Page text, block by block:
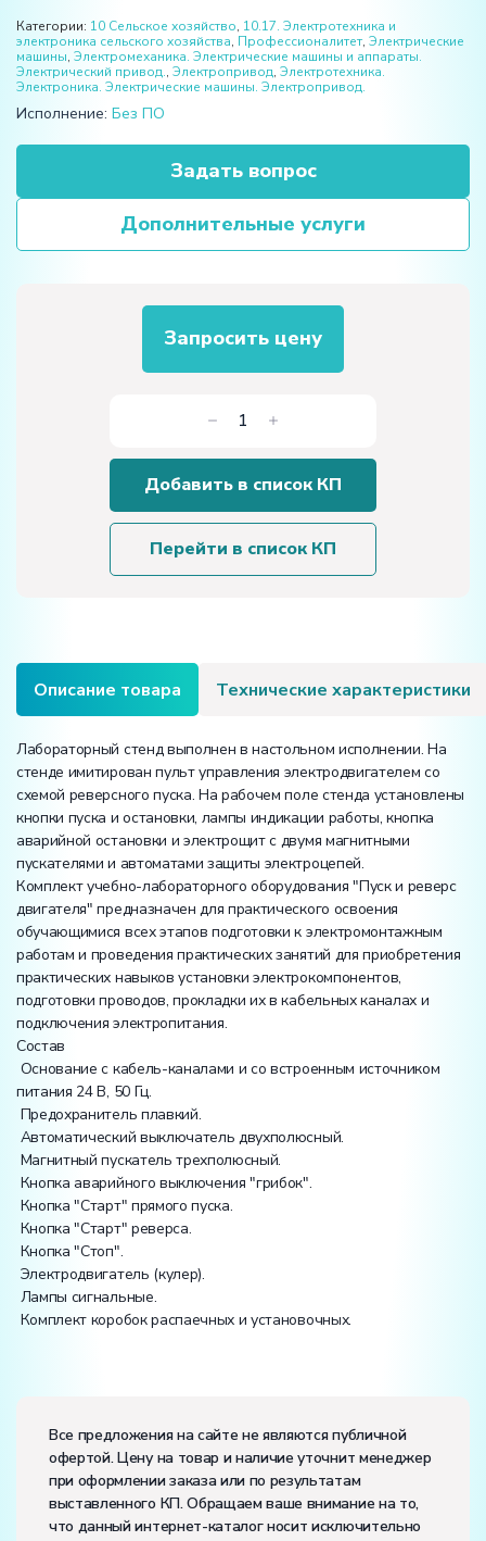
Категории: 10 Сельское хозяйство, 10.17. Электротехника и
электроника сельского хозяйства, Профессионалитет, Электрические
машины, Электромеханика. Электрические машины и аппараты.
Электрический привод., Электропривод, Электротехника.
Электроника. Электрические машины. Электропривод.
Исполнение: Без ПО
Задать вопрос
Дополнительные услуги
Запросить цену
Количество
товара
Учебно-
лабораторное
оборудование
"Пуск
Добавить в список КП
Перейти в список КП
Описание товара Технические характеристики
Лабораторный стенд выполнен в настольном исполнении. На
стенде имитирован пульт управления электродвигателем со
схемой реверсного пуска. На рабочем поле стенда установлены
кнопки пуска и остановки, лампы индикации работы, кнопка
аварийной остановки и электрощит с двумя магнитными
пускателями и автоматами защиты электроцепей.
Комплект учебно-лабораторного оборудования "Пуск и реверс
двигателя" предназначен для практического освоения
обучающимися всех этапов подготовки к электромонтажным
работам и проведения практических занятий для приобретения
практических навыков установки электрокомпонентов,
подготовки проводов, прокладки их в кабельных каналах и
подключения электропитания.
Состав
Основание с кабель-каналами и со встроенным источником
питания 24 В, 50 Гц.
Предохранитель плавкий.
Автоматический выключатель двухполюсный.
Магнитный пускатель трехполюсный.
Кнопка аварийного выключения "грибок".
Кнопка "Старт" прямого пуска.
Кнопка "Старт" реверса.
Кнопка "Стоп".
Электродвигатель (кулер).
Лампы сигнальные.
Комплект коробок распаечных и установочных.
частота, Гц:50
Класс защиты от поражения электрическим током:
Диапазон рабочих температур, ˚С:+10…+35
Влажность, %:до 80
Все предложения на сайте не являются публичной
офертой. Цену на товар и наличие уточнит менеджер
при оформлении заказа или по результатам
выставленного КП. Обращаем ваше внимание на то,
что данный интернет-каталог носит исключительно